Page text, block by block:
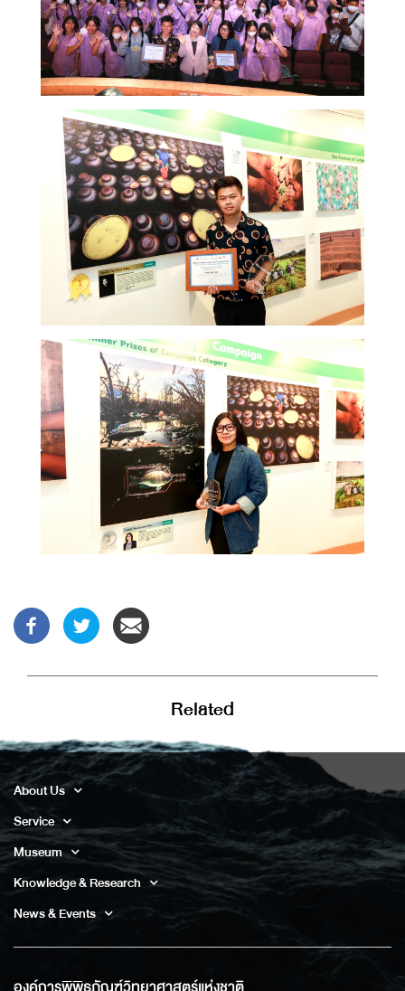
Related
About Us
Service
Museum
Knowledge & Research
News & Events